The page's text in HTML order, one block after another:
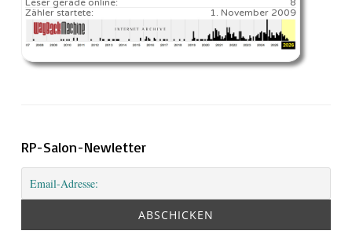
8
Leser gerade online:
1. November 2009
Zähler startete:
RP-Salon-Newletter